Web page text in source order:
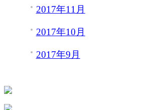
2017年11月
2017年10月
2017年9月